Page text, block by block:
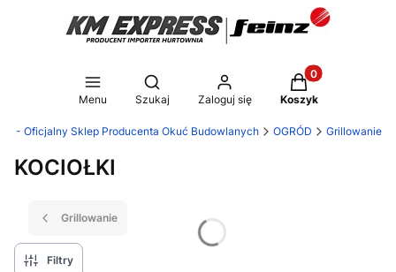
Menu
Otwórz wyszukiwarkę
Szukaj Zaloguj się
Produkty w
Koszyk
- Oficjalny Sklep Producenta Okuć Budowlanych OGRÓD Grillowanie
KOCIOŁKI
Grillowanie
Filtry